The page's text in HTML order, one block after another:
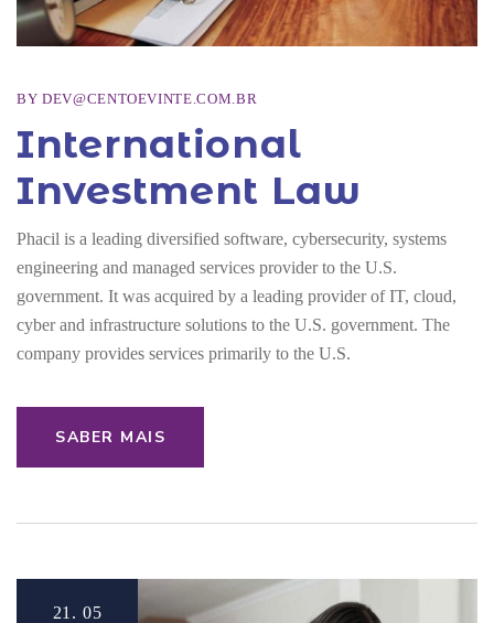
BY DEV@CENTOEVINTE.COM.BR
International
Investment Law
Phacil is a leading diversified software, cybersecurity, systems
engineering and managed services provider to the U.S.
government. It was acquired by a leading provider of IT, cloud,
cyber and infrastructure solutions to the U.S. government. The
company provides services primarily to the U.S.
SABER MAIS
21. 05